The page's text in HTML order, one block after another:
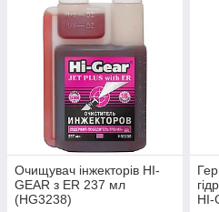
Очищувач інжекторів HI-
GEAR з ER 237 мл
(HG3238)
HI-